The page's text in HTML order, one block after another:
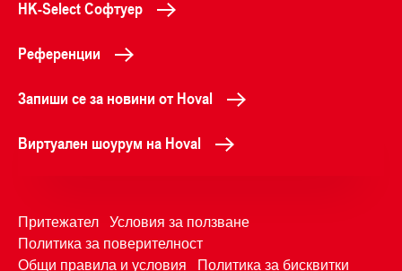
HK-Select Софтуер
Референции
Запиши се за новини от Hoval
Виртуален шоурум на Hoval
Притежател
Условия за ползване
Политика за поверителност
Общи правила и условия
Политика за бисквитки